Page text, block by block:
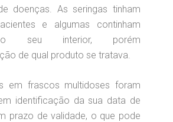
doenças. As seringas tinham
e algumas continham
seu interior, porém
de qual produto se tratava.
em frascos multidoses foram
identificação da sua data de
prazo de validade, o que pode